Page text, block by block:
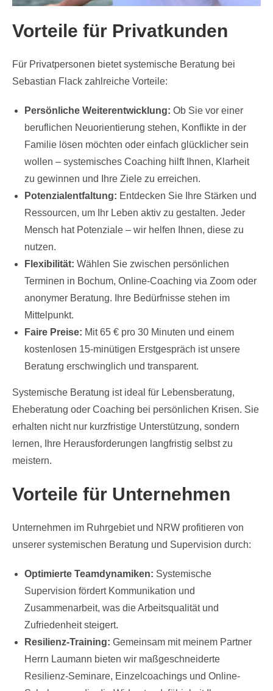
Vorteile für Privatkunden
Für Privatpersonen bietet systemische Beratung bei
Sebastian Flack zahlreiche Vorteile:
Persönliche Weiterentwicklung: Ob Sie vor einer
beruflichen Neuorientierung stehen, Konflikte in der
Familie lösen möchten oder einfach glücklicher sein
wollen – systemisches Coaching hilft Ihnen, Klarheit
zu gewinnen und Ihre Ziele zu erreichen.
Potenzialentfaltung: Entdecken Sie Ihre Stärken und
Ressourcen, um Ihr Leben aktiv zu gestalten. Jeder
Mensch hat Potenziale – wir helfen Ihnen, diese zu
nutzen.
Flexibilität: Wählen Sie zwischen persönlichen
Terminen in Bochum, Online-Coaching via Zoom oder
anonymer Beratung. Ihre Bedürfnisse stehen im
Mittelpunkt.
Faire Preise: Mit 65 € pro 30 Minuten und einem
kostenlosen 15-minütigen Erstgespräch ist unsere
Beratung erschwinglich und transparent.
Systemische Beratung ist ideal für Lebensberatung,
Eheberatung oder Coaching bei persönlichen Krisen. Sie
erhalten nicht nur kurzfristige Unterstützung, sondern
lernen, Ihre Herausforderungen langfristig selbst zu
meistern.
Vorteile für Unternehmen
Unternehmen im Ruhrgebiet und NRW profitieren von
unserer systemischen Beratung und Supervision durch:
Optimierte Teamdynamiken: Systemische
Supervision fördert Kommunikation und
Zusammenarbeit, was die Arbeitsqualität und
Zufriedenheit steigert.
Resilienz-Training: Gemeinsam mit meinem Partner
Herrn Laumann bieten wir maßgeschneiderte
Resilienz-Seminare, Einzelcoachings und Online-